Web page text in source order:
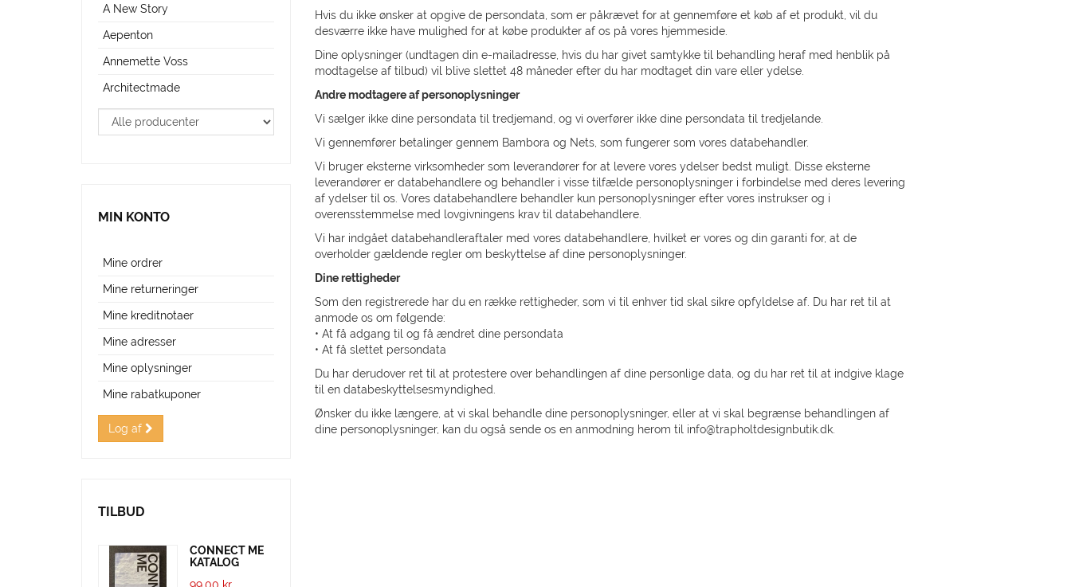
A New Story
Aepenton
Annemette Voss
Architectmade
MIN KONTO
Mine ordrer
Mine returneringer
Mine kreditnotaer
Mine adresser
Mine oplysninger
Mine rabatkuponer
Log af
TILBUD
CONNECT ME
KATALOG
Hvis du ikke ønsker at opgive de persondata, som er påkrævet for at gennemføre et køb af et produkt, vil du
desværre ikke have mulighed for at købe produkter af os på vores hjemmeside.
Dine oplysninger (undtagen din e-mailadresse, hvis du har givet samtykke til behandling heraf med henblik på
modtagelse af tilbud) vil blive slettet 48 måneder efter du har modtaget din vare eller ydelse.
Andre modtagere af personoplysninger
Vi sælger ikke dine persondata til tredjemand, og vi overfører ikke dine persondata til tredjelande.
Vi gennemfører betalinger gennem Bambora og Nets, som fungerer som vores databehandler.
Vi bruger eksterne virksomheder som leverandører for at levere vores ydelser bedst muligt. Disse eksterne
leverandører er databehandlere og behandler i visse tilfælde personoplysninger i forbindelse med deres levering
af ydelser til os. Vores databehandlere behandler kun personoplysninger efter vores instrukser og i
overensstemmelse med lovgivningens krav til databehandlere.
Vi har indgået databehandleraftaler med vores databehandlere, hvilket er vores og din garanti for, at de
overholder gældende regler om beskyttelse af dine personoplysninger.
Dine rettigheder
Som den registrerede har du en række rettigheder, som vi til enhver tid skal sikre opfyldelse af. Du har ret til at
anmode os om følgende:
• At få adgang til og få ændret dine persondata
• At få slettet persondata
Du har derudover ret til at protestere over behandlingen af dine personlige data, og du har ret til at indgive klage
til en databeskyttelsesmyndighed.
Ønsker du ikke længere, at vi skal behandle dine personoplysninger, eller at vi skal begrænse behandlingen af
dine personoplysninger, kan du også sende os en anmodning herom til info@trapholtdesignbutik.dk.